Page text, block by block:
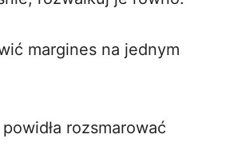
margines na jednym
rozsmarować